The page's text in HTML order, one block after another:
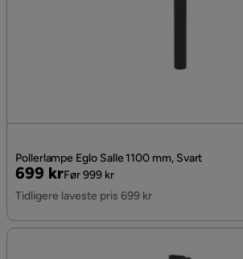
Pollerlampe Eglo Salle 1100 mm, Svart
Pris
699 kr
Original
Pris
Før 999 kr
Tidligere laveste pris 699 kr